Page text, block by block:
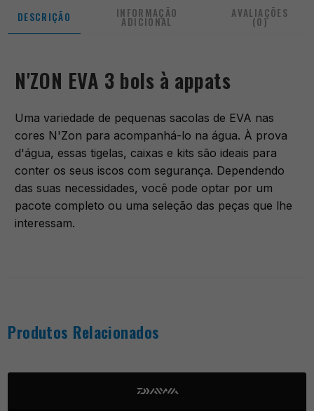
DESCRIÇÃO INFORMAÇÃO
ADICIONAL
AVALIAÇÕES
(0)
N'ZON EVA 3 bols à appats
Uma variedade de pequenas sacolas de EVA nas
cores N'Zon para acompanhá-lo na água. À prova
d'água, essas tigelas, caixas e kits são ideais para
conter os seus iscos com segurança. Dependendo
das suas necessidades, você pode optar por um
pacote completo ou uma seleção das peças que lhe
interessam.
Produtos Relacionados